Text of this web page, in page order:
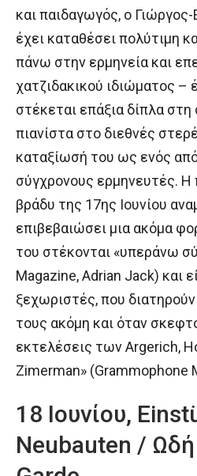
και παιδαγωγός, ο
έχει καταθέσει πολύτιμη
πάνω στην ερμηνεία και
χατζιδακικού ιδιώματος –
στέκεται επάξια δίπλα
πιανίστα στο διεθνές
καταξίωσή του ως ενός
σύγχρονους ερμηνευτές. Η
βράδυ της 17ης Ιουνίου
επιβεβαιώσει μια ακόμα
του στέκονται «υπεράνω
Magazine, Adrian Jack) και
ξεχωριστές, που
τους ακόμη και όταν
εκτελέσεις των Argerich,
Zimerman» (Grammophone
18 Ιουνίου,
Neubauten /